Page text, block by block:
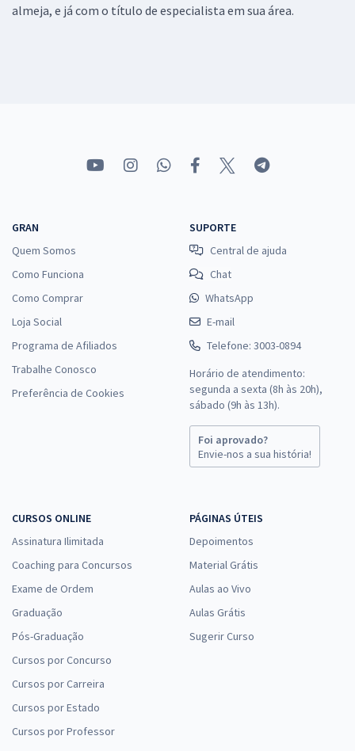
almeja, e já com o título de especialista em sua área.
GRAN
Quem Somos
Como Funciona
Como Comprar
Loja Social
Programa de Afiliados
Trabalhe Conosco
Preferência de Cookies
SUPORTE
Central de ajuda
Chat
WhatsApp
E-mail
Telefone: 3003-0894
Horário de atendimento:
segunda a sexta (8h às 20h),
sábado (9h às 13h).
Foi aprovado?
Envie-nos a sua história!
CURSOS ONLINE
Assinatura Ilimitada
Coaching para Concursos
Exame de Ordem
Graduação
Pós-Graduação
Cursos por Concurso
Cursos por Carreira
Cursos por Estado
Cursos por Professor
PÁGINAS ÚTEIS
Depoimentos
Material Grátis
Aulas ao Vivo
Aulas Grátis
Sugerir Curso